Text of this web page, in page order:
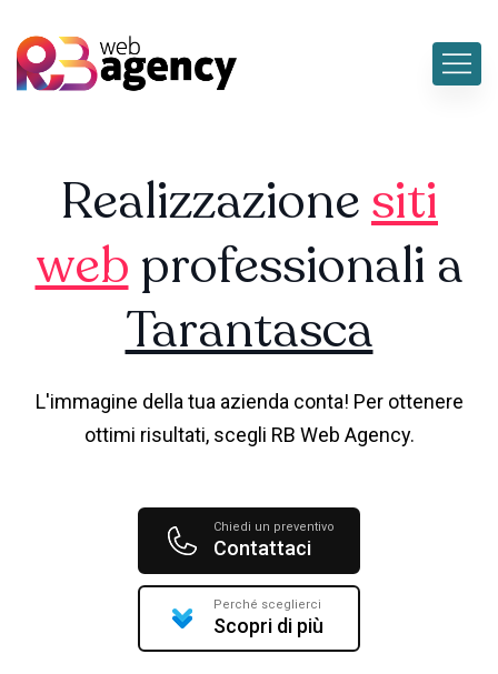
Realizzazionesiti
web professionali a
Tarantasca
L'immagine della tua azienda conta! Per ottenere
ottimi risultati, scegli RB Web Agency.
Chiedi un preventivo
Contattaci
Perché sceglierci
Scopri di più